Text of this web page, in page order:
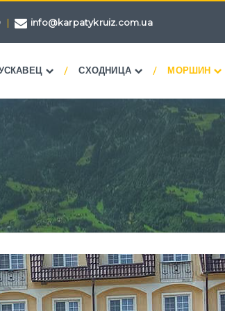
| info@karpatykruiz.com.ua
/ СХОДНИЦА / МОРШИН